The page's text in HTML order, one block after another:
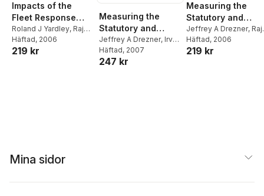
Impacts of the
Fleet Response
Plan on Surface
Combatant
Maintenance
Roland J Yardley, Raj
Raman, Jessie Riposo
James Chiesa
Häftad, 2006
219 kr
Measuring the
Statutory and
Regulatory
Constraints on
Department of
Jeffrey A Drezner, Irv
Blickstein,Raj Raman
Megan McKernan
Häftad, 2007
247 kr
Measuring the
Statutory and
Regulatory
Constraints on
Acquisition:
Jeffrey A Drezner, Raj
Raman, Irv Blickstein
John Ablard
Häftad, 2006
219 kr
Mina sidor